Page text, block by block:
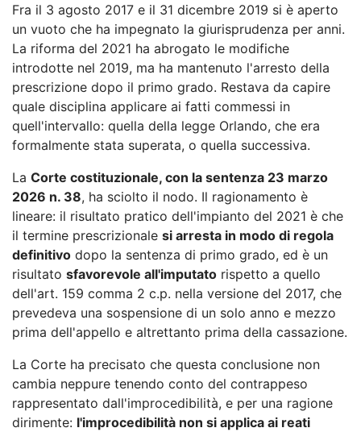
Fra il 3 agosto 2017 e il 31 dicembre 2019 si è aperto
un vuoto che ha impegnato la giurisprudenza per anni.
La riforma del 2021 ha abrogato le modifiche
introdotte nel 2019, ma ha mantenuto l'arresto della
prescrizione dopo il primo grado. Restava da capire
quale disciplina applicare ai fatti commessi in
quell'intervallo: quella della legge Orlando, che era
formalmente stata superata, o quella successiva.
La Corte costituzionale, con la sentenza 23 marzo
2026 n. 38, ha sciolto il nodo. Il ragionamento è
lineare: il risultato pratico dell'impianto del 2021 è che
il termine prescrizionale si arresta in modo di regola
definitivo dopo la sentenza di primo grado, ed è un
risultato sfavorevole all'imputato rispetto a quello
dell'art. 159 comma 2 c.p. nella versione del 2017, che
prevedeva una sospensione di un solo anno e mezzo
prima dell'appello e altrettanto prima della cassazione.
La Corte ha precisato che questa conclusione non
cambia neppure tenendo conto del contrappeso
rappresentato dall'improcedibilità, e per una ragione
dirimente: l'improcedibilità non si applica ai reati